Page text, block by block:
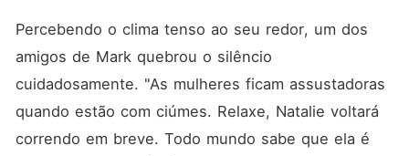
Percebendo o clima tenso ao seu redor, um dos
amigos de Mark quebrou o silêncio
cuidadosamente. "As mulheres ficam assustadoras
quando estão com ciúmes. Relaxe, Natalie voltará
correndo em breve. Todo mundo sabe que ela é